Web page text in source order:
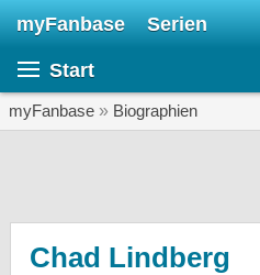
myFanbase Serien
Start
myFanbase » Biographien
Chad Lindberg